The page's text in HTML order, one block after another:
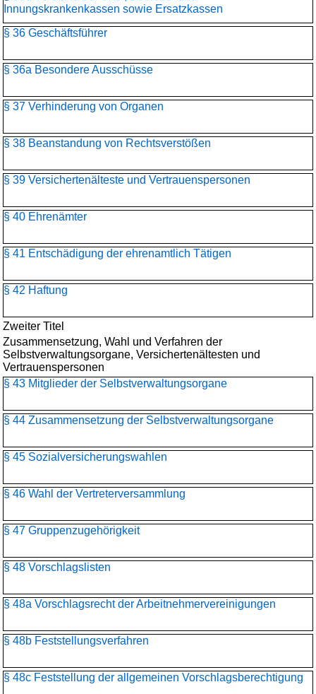
Innungskrankenkassen sowie Ersatzkassen
§ 36 Geschäftsführer
§ 36a Besondere Ausschüsse
§ 37 Verhinderung von Organen
§ 38 Beanstandung von Rechtsverstößen
§ 39 Versichertenälteste und Vertrauenspersonen
§ 40 Ehrenämter
§ 41 Entschädigung der ehrenamtlich Tätigen
§ 42 Haftung
Zweiter Titel
Zusammensetzung, Wahl und Verfahren der
Selbstverwaltungsorgane, Versichertenältesten und
Vertrauenspersonen
§ 43 Mitglieder der Selbstverwaltungsorgane
§ 44 Zusammensetzung der Selbstverwaltungsorgane
§ 45 Sozialversicherungswahlen
§ 46 Wahl der Vertreterversammlung
§ 47 Gruppenzugehörigkeit
§ 48 Vorschlagslisten
§ 48a Vorschlagsrecht der Arbeitnehmervereinigungen
§ 48b Feststellungsverfahren
§ 48c Feststellung der allgemeinen Vorschlagsberechtigung